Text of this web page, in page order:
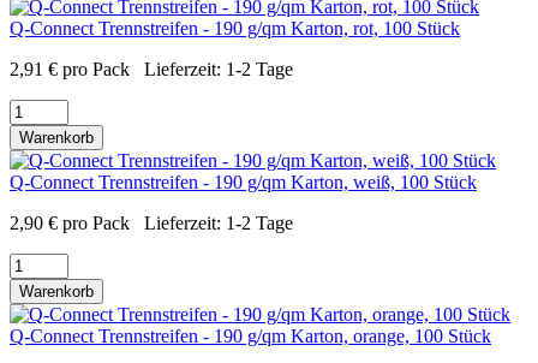
Q-Connect Trennstreifen - 190 g/qm Karton, rot, 100 Stück
2,91 € pro Pack Lieferzeit: 1-2 Tage
Warenkorb
Q-Connect Trennstreifen - 190 g/qm Karton, weiß, 100 Stück
2,90 € pro Pack Lieferzeit: 1-2 Tage
Warenkorb
Q-Connect Trennstreifen - 190 g/qm Karton, orange, 100 Stück